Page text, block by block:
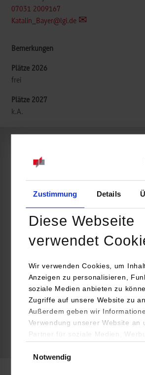
Zustimmung Details
Diese Webseite
verwendet
Wir verwenden Cookies, um
Anzeigen zu personalisieren,
soziale Medien anbieten zu
Zugriffe auf unsere Website zu
Außerdem geben wir
Verwendung unserer Website an
Partner für soziale Medien,
YouTube, Google Maps) führen
Notwendig
07031 2009167
Katalin_Bayer@lgi.de
frei
k.A.
Konrad-Zuse-Straße 10
71034 Böblingen
07031 2009167